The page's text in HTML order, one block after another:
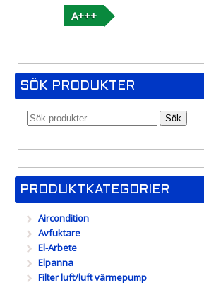
A+++
SÖK PRODUKTER
Sök
PRODUKTKATEGORIER
Aircondition
Avfuktare
El-Arbete
Elpanna
Filter luft/luft värmepump